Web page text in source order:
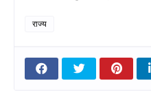
राज्य